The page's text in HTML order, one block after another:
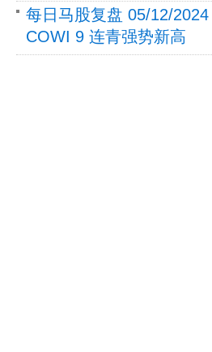
每日马股复盘 05/12/
COWI 9 连青强势新高